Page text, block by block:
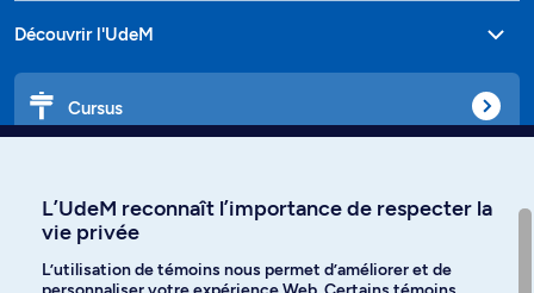
Découvrir l'UdeM
Cursus
L’UdeM reconnaît l’importance de respecter la
vie privée
L’utilisation de témoins nous permet d’améliorer et de